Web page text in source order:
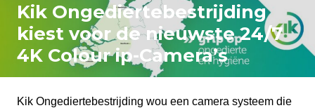
Kik Ongediertebestrijding
kiest voor de nieuwste 24/7
4K Colour ip-Camera’s
Kik Ongediertebestrijding wou een camera systeem die